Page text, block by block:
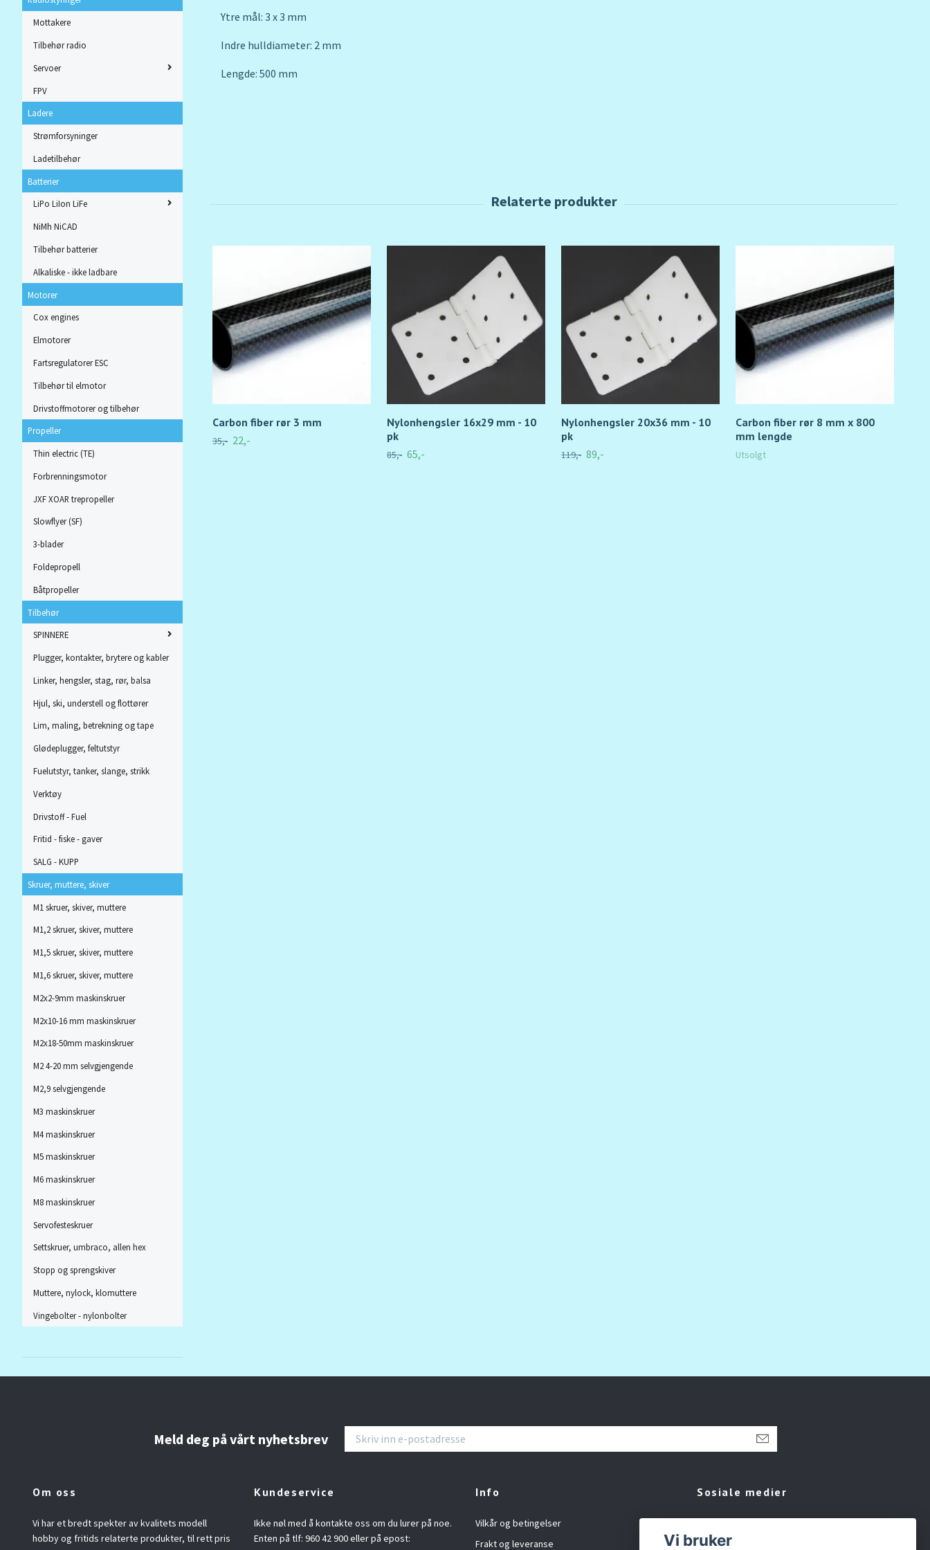
Mottakere
Tilbehør radio
Servoer
FPV
Ladere
Strømforsyninger
Ladetilbehør
Batterier
LiPo LiIon LiFe
NiMh NiCAD
Tilbehør batterier
Alkaliske - ikke ladbare
Motorer
Cox engines
Elmotorer
Fartsregulatorer ESC
Tilbehør til elmotor
Drivstoffmotorer og tilbehør
Propeller
Thin electric (TE)
Forbrenningsmotor
JXF XOAR trepropeller
Slowflyer (SF)
3-blader
Foldepropell
Båtpropeller
Tilbehør
SPINNERE
Plugger, kontakter, brytere og kabler
Linker, hengsler, stag, rør, balsa
Hjul, ski, understell og flottører
Lim, maling, betrekning og tape
Glødeplugger, feltutstyr
Fuelutstyr, tanker, slange, strikk
Verktøy
Drivstoff - Fuel
Fritid - fiske - gaver
SALG - KUPP
Skruer, muttere, skiver
M1 skruer, skiver, muttere
M1,2 skruer, skiver, muttere
M1,5 skruer, skiver, muttere
M1,6 skruer, skiver, muttere
M2x2-9mm maskinskruer
M2x10-16 mm maskinskruer
M2x18-50mm maskinskruer
M2 4-20 mm selvgjengende
M2,9 selvgjengende
M3 maskinskruer
M4 maskinskruer
M5 maskinskruer
M6 maskinskruer
M8 maskinskruer
Servofesteskruer
Settskruer, umbraco, allen hex
Stopp og sprengskiver
Muttere, nylock, klomuttere
Vingebolter - nylonbolter
Ytre mål: 3 x 3 mm
Indre hulldiameter: 2 mm
Lengde: 500 mm
Carbon fiber rør 3 mm
35,- 22,-
Nylonhengsler 16x29 mm - 10
pk
85,- 65,-
Nylonhengsler 20x36 mm - 10
pk
119,- 89,-
Carbon fiber rør 8 mm x 800
mm lengde
Utsolgt
Meld deg på vårt nyhetsbrev
Om oss
Vi har et bredt spekter av kvalitets modell
hobby og fritids relaterte produkter, til rett pris
Kundeservice
Ikke nøl med å kontakte oss om du lurer på noe.
Enten på tlf: 960 42 900 eller på epost:
Info
Vilkår og betingelser
Frakt og leveranse
Sosiale medier
Vi bruker